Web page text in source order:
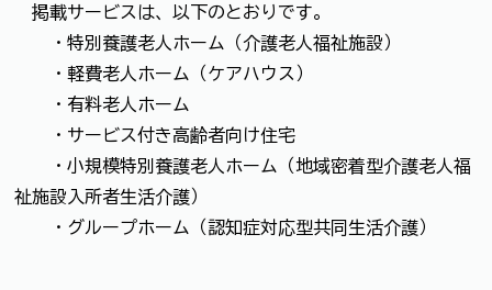
掲載サービスは、以下のとおりです。
・特別養護老人ホーム（介護老人福祉施設）
・軽費老人ホーム（ケアハウス）
・有料老人ホーム
・サービス付き高齢者向け住宅
・小規模特別養護老人ホーム（地域密着型介護老人福
祉施設入所者生活介護）
・グループホーム（認知症対応型共同生活介護）